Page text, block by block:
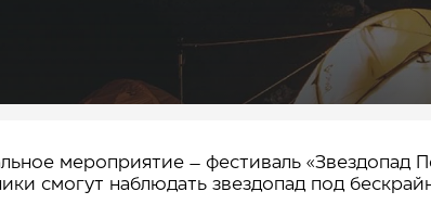
мероприятие – фестиваль «Звездопад
смогут наблюдать звездопад под